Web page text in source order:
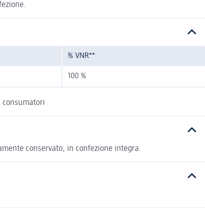
% VNR**
100 %
consumatori
conservato, in confezione integra.